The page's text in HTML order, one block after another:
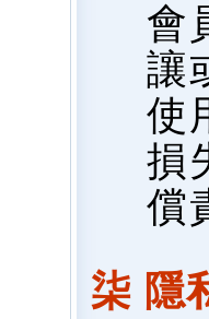
會
讓
使
損
償
柒 隱